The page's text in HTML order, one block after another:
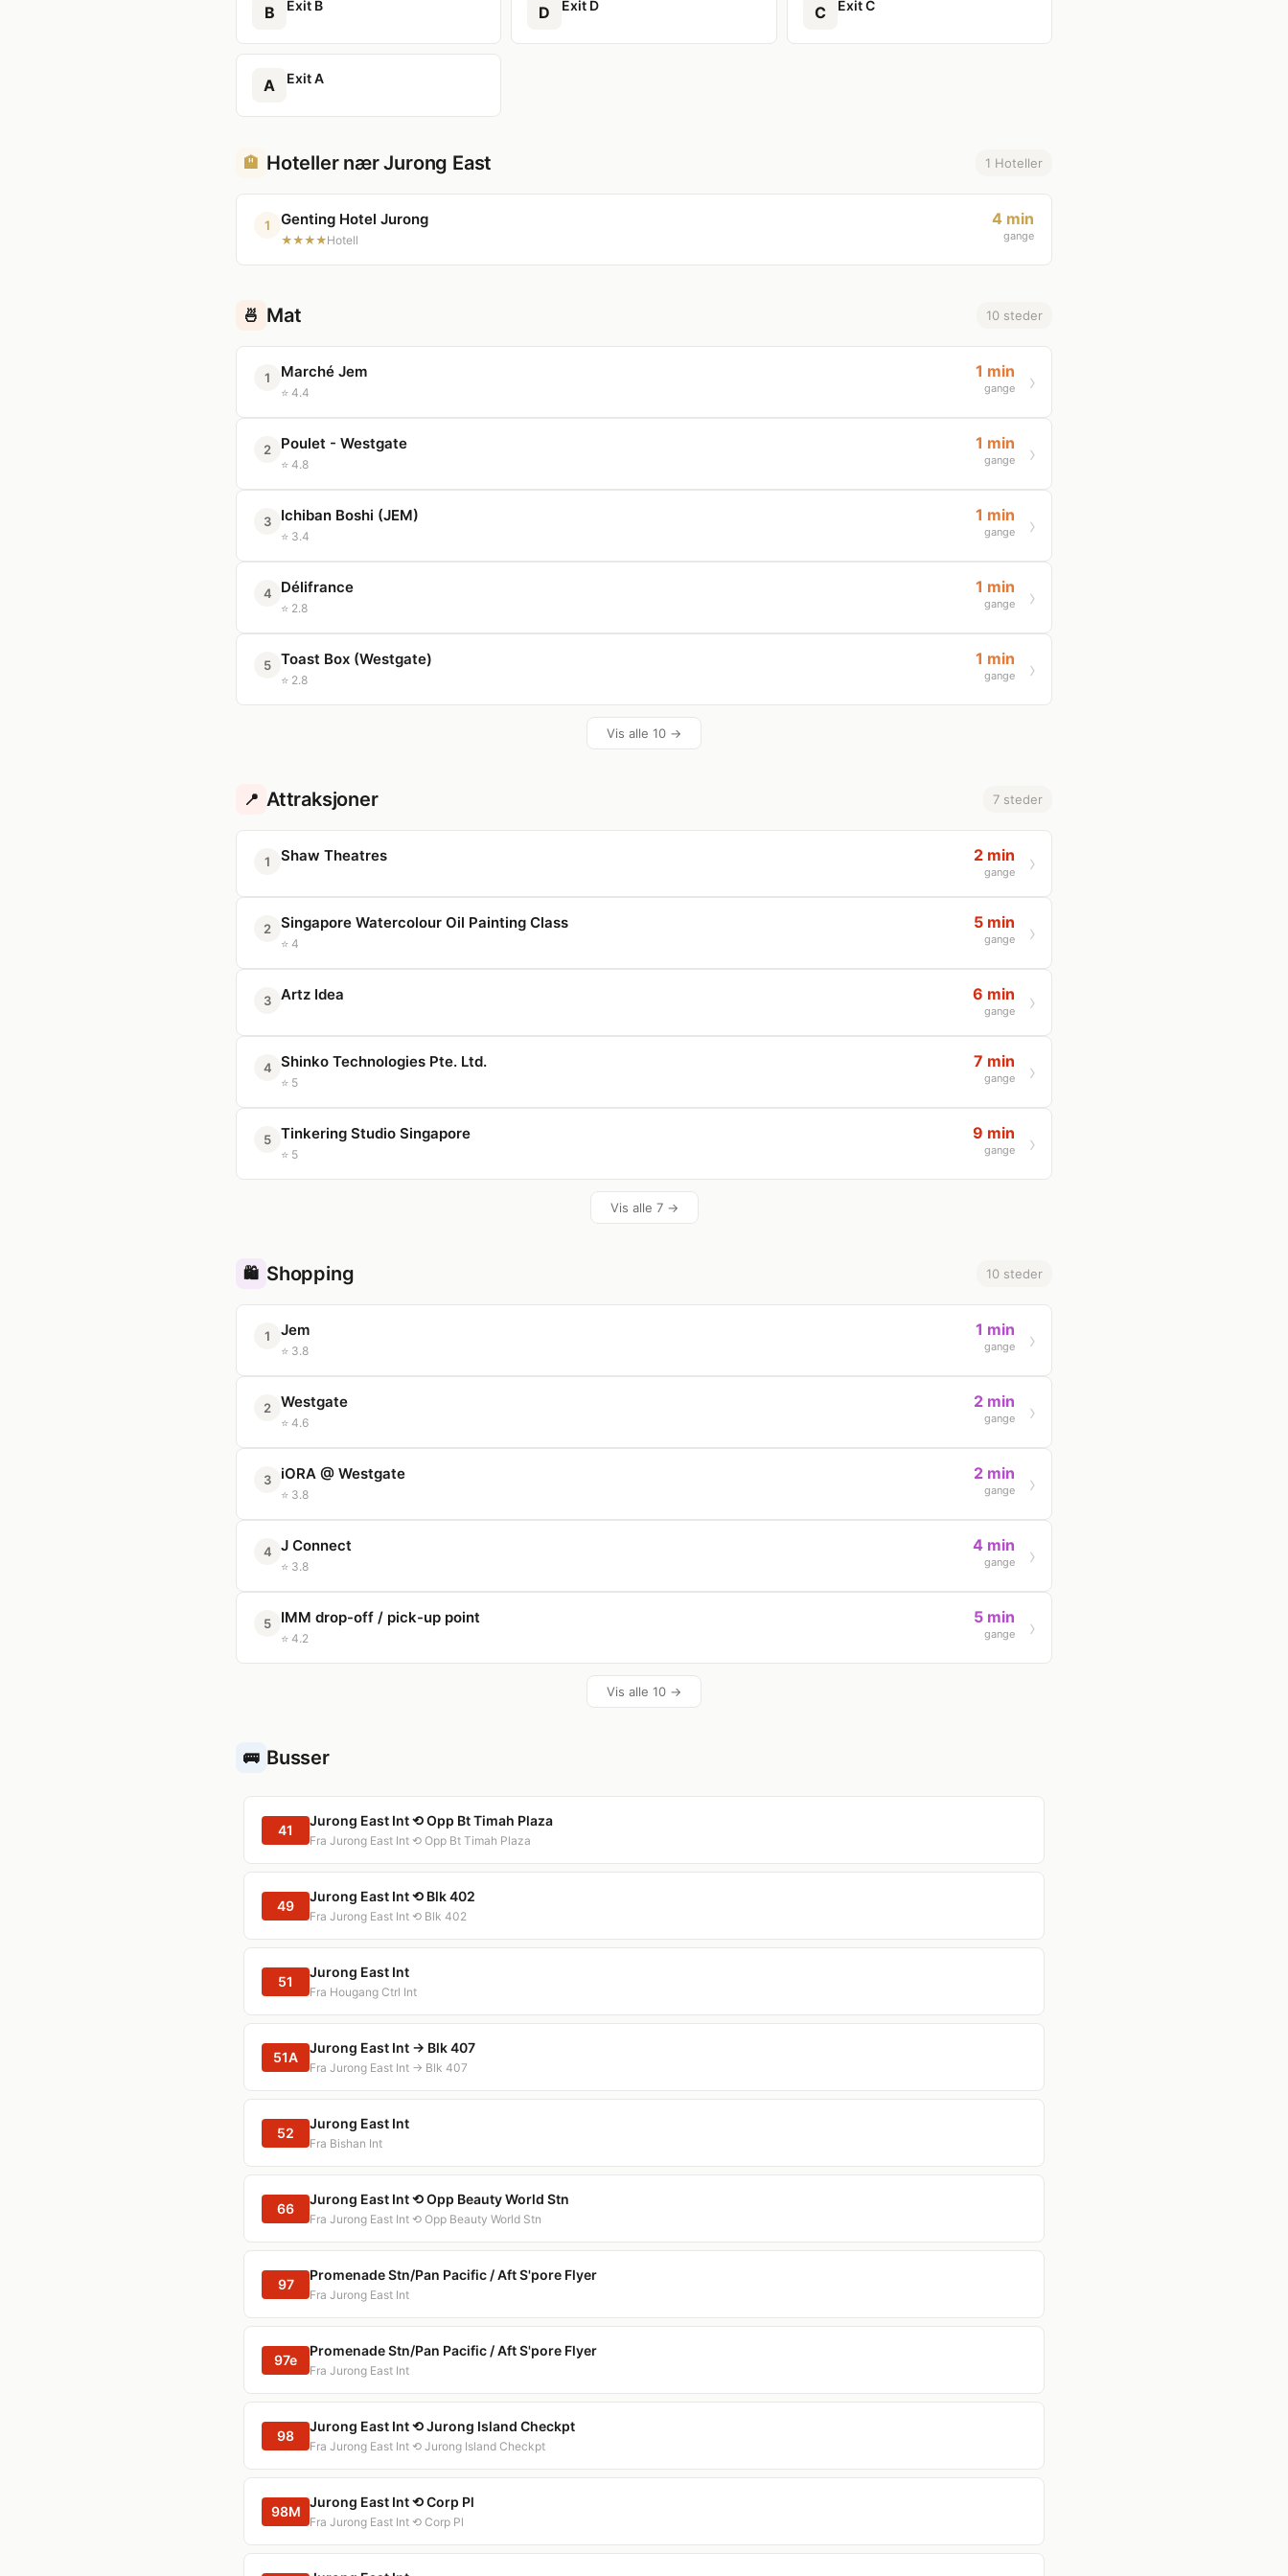
B Exit B D Exit D C Exit C
A Exit A
🏨 Hoteller nær Jurong East 1 Hoteller
1 Genting Hotel Jurong
★★★★Hotell
4 min
gange
🍜 Mat 10 steder
1 Marché Jem
⭐ 4.4
1 min
gange
2 Poulet - Westgate
⭐ 4.8
1 min
gange
3 Ichiban Boshi (JEM)
⭐ 3.4
1 min
gange
4 Délifrance
⭐ 2.8
1 min
gange
5 Toast Box (Westgate)
⭐ 2.8
1 min
gange
Vis alle 10 →
📍 Attraksjoner 7 steder
1 Shaw Theatres 2 min
gange
2 Singapore Watercolour Oil Painting Class
⭐ 4
5 min
gange
3 Artz Idea 6 min
gange
4 Shinko Technologies Pte. Ltd.
⭐ 5
7 min
gange
5 Tinkering Studio Singapore
⭐ 5
9 min
gange
Vis alle 7 →
🛍️ Shopping 10 steder
1 Jem
⭐ 3.8
1 min
gange
2 Westgate
⭐ 4.6
2 min
gange
3 iORA @ Westgate
⭐ 3.8
2 min
gange
4 J Connect
⭐ 3.8
4 min
gange
5 IMM drop-off / pick-up point
⭐ 4.2
5 min
gange
Vis alle 10 →
🚌 Busser
41
Jurong East Int ⟲ Opp Bt Timah Plaza
Fra Jurong East Int ⟲ Opp Bt Timah Plaza
49
Jurong East Int ⟲ Blk 402
Fra Jurong East Int ⟲ Blk 402
51
Jurong East Int
Fra Hougang Ctrl Int
51A
Jurong East Int → Blk 407
Fra Jurong East Int → Blk 407
52
Jurong East Int
Fra Bishan Int
66
Jurong East Int ⟲ Opp Beauty World Stn
Fra Jurong East Int ⟲ Opp Beauty World Stn
97
Promenade Stn/Pan Pacific / Aft S'pore Flyer
Fra Jurong East Int
97e
Promenade Stn/Pan Pacific / Aft S'pore Flyer
Fra Jurong East Int
98
Jurong East Int ⟲ Jurong Island Checkpt
Fra Jurong East Int ⟲ Jurong Island Checkpt
98M
Jurong East Int ⟲ Corp Pl
Fra Jurong East Int ⟲ Corp Pl